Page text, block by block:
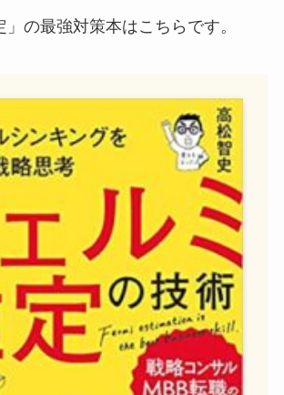
」の最強対策本はこちらです。